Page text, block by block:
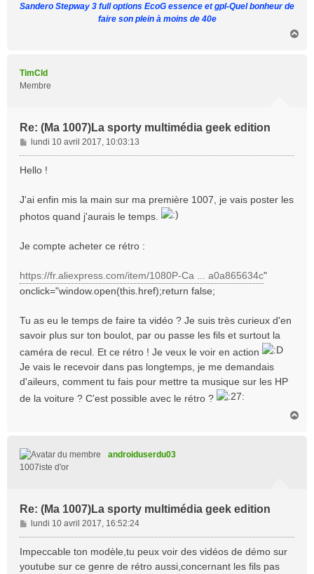
Sandero Stepway 3 full options EcoG essence et gpl-Quel bonheur de
faire son plein à moins de 40e
TimCld
Membre
Re: (Ma 1007)La sporty multimédia geek edition
M
e
s
g
e
lundi 10 avril 2017, 10:03:13
Hello !
J'ai enfin mis la main sur ma première 1007, je vais poster les
photos quand j'aurais le temps.
Je compte acheter ce rétro :
https://fr.aliexpress.com/item/1080P-Ca ... a0a865634c"
onclick="window.open(this.href);return false;
Tu as eu le temps de faire ta vidéo ? Je suis très curieux d'en
savoir plus sur ton boulot, par ou passe les fils et surtout la
caméra de recul. Et ce rétro ! Je veux le voir en action
Je vais le recevoir dans pas longtemps, je me demandais
d'aileurs, comment tu fais pour mettre ta musique sur les HP
de la voiture ? C'est possible avec le rétro ?
androiduserdu03
1007iste d'or
Re: (Ma 1007)La sporty multimédia geek edition
M
e
s
lundi 10 avril 2017, 16:52:24
Impeccable ton modèle,tu peux voir des vidéos de démo sur
youtube sur ce genre de rétro aussi,concernant les fils pas